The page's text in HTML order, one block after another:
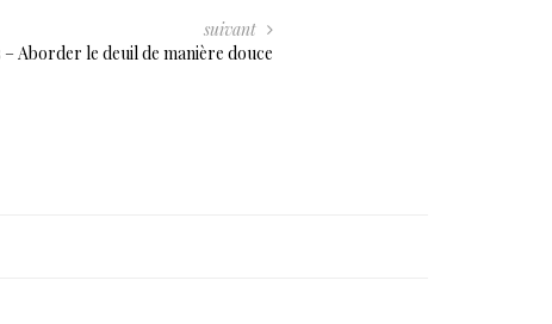
suivant
Aborder le deuil de manière douce